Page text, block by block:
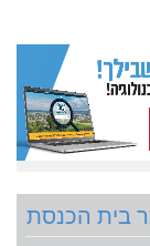
בית הכנסת